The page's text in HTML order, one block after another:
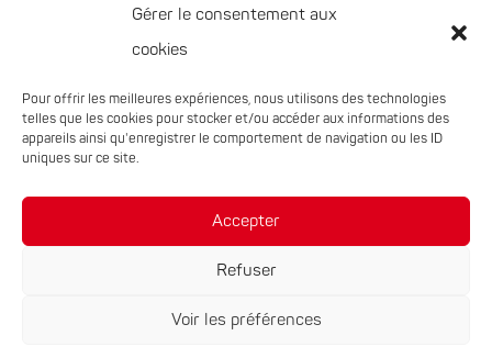
Gérer le consentement aux
cookies
Pour offrir les meilleures expériences, nous utilisons des technologies
telles que les cookies pour stocker et/ou accéder aux informations des
appareils ainsi qu'enregistrer le comportement de navigation ou les ID
uniques sur ce site.
Accepter
Refuser
Voir les préférences
La Maison François Cholat accueil et participe à
la préservation des espaces naturels sensibles
PEPITES, la nouvelle filière chanvre en
Auvergne-Rhône-Alpes